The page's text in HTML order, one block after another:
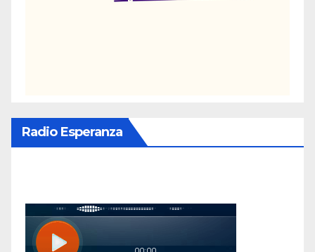
Radio Esperanza